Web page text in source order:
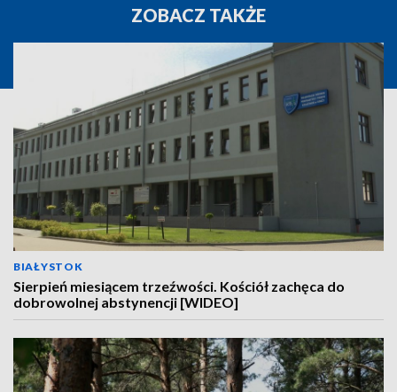
ZOBACZ TAKŻE
BIAŁYSTOK
Sierpień miesiącem trzeźwości. Kościół zachęca do
dobrowolnej abstynencji [WIDEO]